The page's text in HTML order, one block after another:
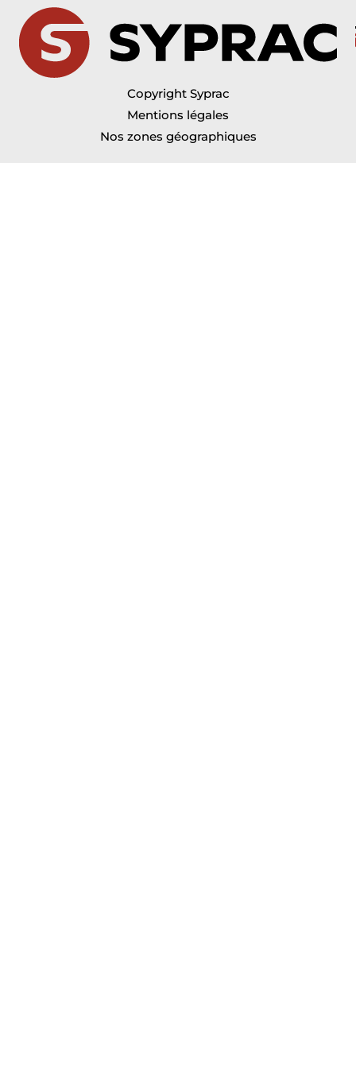
Copyright Syprac
Mentions légales
Nos zones géographiques